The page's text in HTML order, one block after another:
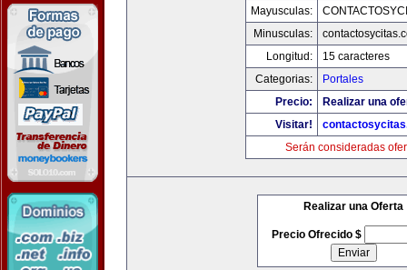
Mayusculas:
Minusculas:
Longitud:
15 caracteres
Categorias:
Portales
Precio:
Realizar una
Visitar!
Serán consideradas
Realizar una Oferta
Precio Ofrecido $